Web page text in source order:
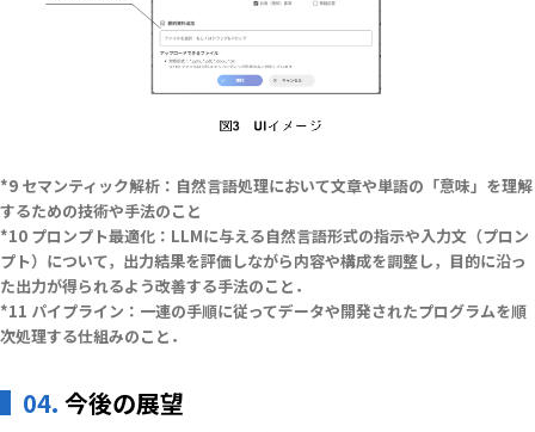
セマンティック解析：自然言語処理において文章や単語の「意味」を理解
するための技術や手法のこと
プロンプト最適化：LLMに与える自然言語形式の指示や入力文（プロン
プト）について，出力結果を評価しながら内容や構成を調整し，目的に沿っ
た出力が得られるよう改善する手法のこと．
パイプライン：一連の手順に従ってデータや開発されたプログラムを順
次処理する仕組みのこと．
04. 今後の展望